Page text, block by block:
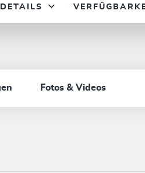
Fotos & Videos